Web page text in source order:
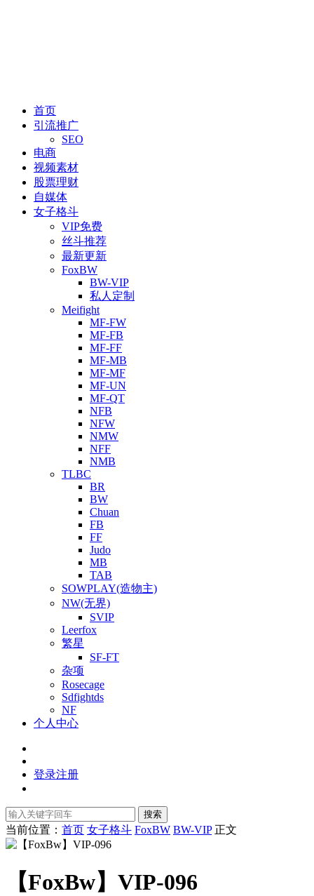
首页
引流推广
SEO
电商
视频素材
股票理财
自媒体
女子格斗
VIP免费
丝斗推荐
最新更新
FoxBW
BW-VIP
私人定制
Meifight
MF-FW
MF-FB
MF-FF
MF-MB
MF-MF
MF-UN
MF-QT
NFB
NFW
NMW
NFF
NMB
TLBC
BR
BW
Chuan
FB
FF
Judo
MB
TAB
SOWPLAY(造物主)
NW(无界)
SVIP
Leerfox
繁星
SF-FT
杂项
Rosecage
Sdfightds
NF
个人中心
登录注册
搜索
当前位置： 首页 女子格斗 FoxBW BW-VIP 正文
【FoxBw】VIP-096